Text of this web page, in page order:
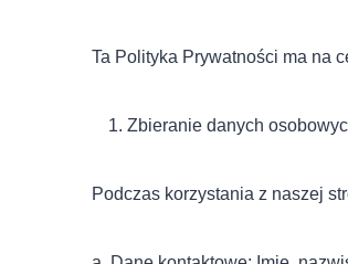
Ta Polityka Prywatności ma na
Zbieranie danych
Podczas korzystania z naszej